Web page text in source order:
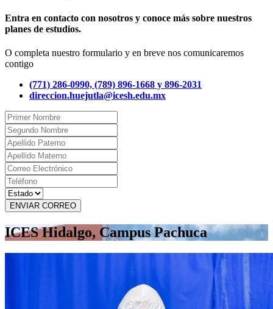
Entra en contacto con nosotros y conoce más sobre nuestros
planes de estudios.
O completa nuestro formulario y en breve nos comunicaremos
contigo
(771) 286-0990, (789) 896-1668 y 896-2031
direccion.huejutla@icesh.edu.mx
ENVIAR CORREO
ICES Hidalgo, Campus Pachuca